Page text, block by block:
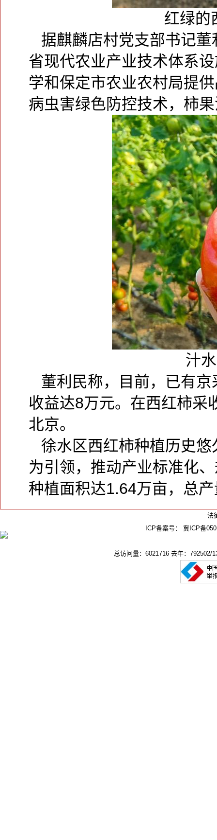
红绿的
据麒麟店村党支部书记
省现代农业产业技术体系
学和保定市农业农村局提
病虫害绿色防控技术，柿
汁
董利民称，目前，已有
收益达8万元。在西红柿采
北京。
徐水区西红柿种植历史悠
为引领，推动产业标准化
种植面积达1.64万亩，总
法
ICP备案号：
冀ICP备
总访问量：6021716 去年：